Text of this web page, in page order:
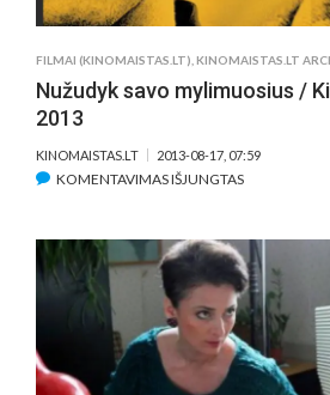
FILMAI (KINOMAISTAS.LT) KINOMAISTAS.LT
Nužudyk savo mylimuosius /
2013
KINOMAISTAS.LT 2013-08-17, 07:59
KOMENTAVIMAS IŠJUNGTASĮRAŠE
MYLIMUOSIUS
/
KILL
YOUR
DARLINGS,
2013